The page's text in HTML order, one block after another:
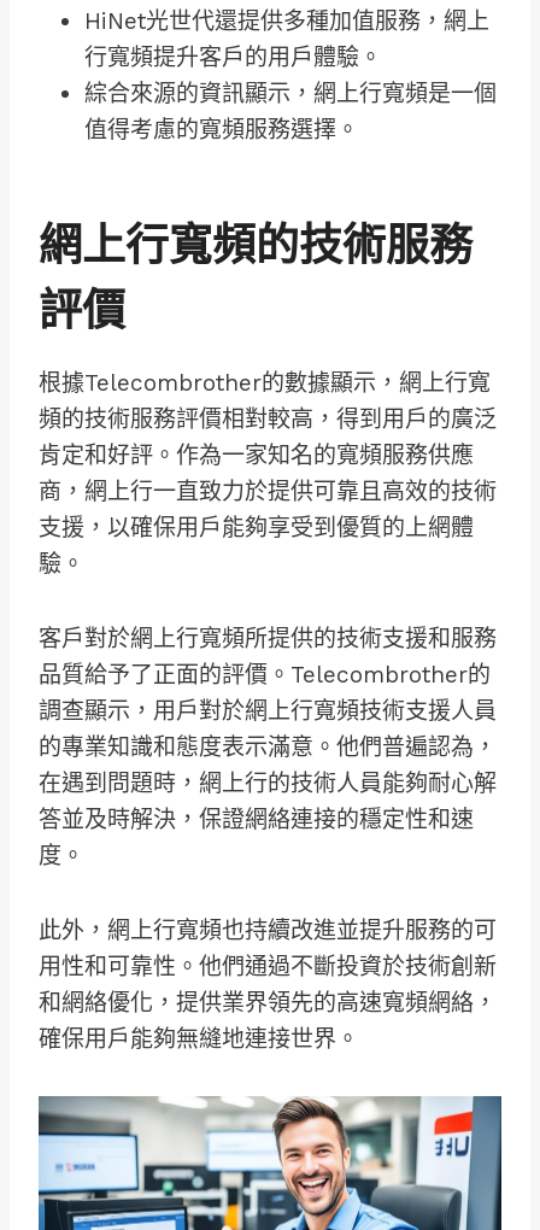
HiNet光世代還提供多種加值服務，網上
行寬頻提升客戶的用戶體驗。
綜合來源的資訊顯示，網上行寬頻是一個
值得考慮的寬頻服務選擇。
網上行寬頻的技術服務
評價
根據Telecombrother的數據顯示，網上行寬
頻的技術服務評價相對較高，得到用戶的廣泛
肯定和好評。作為一家知名的寬頻服務供應
商，網上行一直致力於提供可靠且高效的技術
支援，以確保用戶能夠享受到優質的上網體
驗。
客戶對於網上行寬頻所提供的技術支援和服務
品質給予了正面的評價。Telecombrother的
調查顯示，用戶對於網上行寬頻技術支援人員
的專業知識和態度表示滿意。他們普遍認為，
在遇到問題時，網上行的技術人員能夠耐心解
答並及時解決，保證網絡連接的穩定性和速
度。
此外，網上行寬頻也持續改進並提升服務的可
用性和可靠性。他們通過不斷投資於技術創新
和網絡優化，提供業界領先的高速寬頻網絡，
確保用戶能夠無縫地連接世界。